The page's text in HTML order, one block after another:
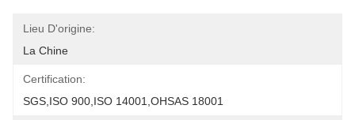
Lieu D'origine:
La Chine
Certification:
SGS,ISO 900,ISO 14001,OHSAS 18001